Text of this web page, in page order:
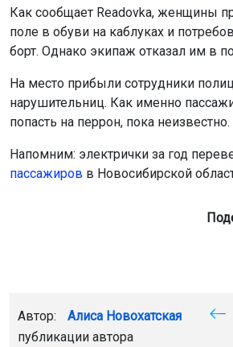
Как сообщает Readovka, женщины
поле в обуви на каблуках и
борт. Однако экипаж отказал им в
На место прибыли сотрудники
нарушительниц. Как именно
попасть на перрон, пока неизвестно.
Напомним: электрички за год
пассажиров в Новосибирской
Автор: Алиса Новохатская
публикации автора